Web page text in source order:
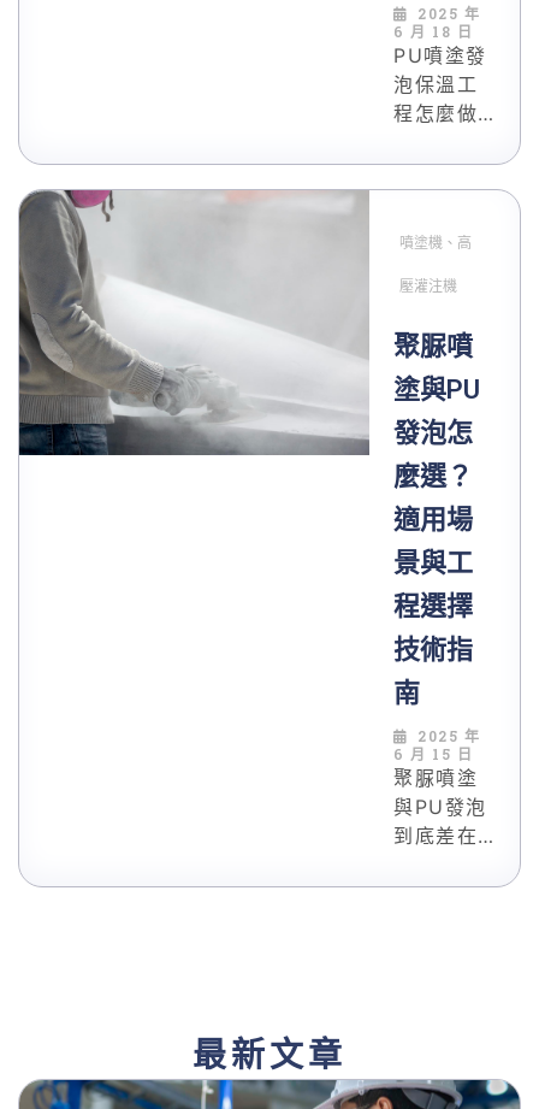
2025 年
6 月 18 日
PU噴塗發
泡保溫工
程怎麼做
從基材處
個步驟都
影響最終
果。本文
提供標準
施工流
程、現場
常見問題
排除指
南，以及
溫度、壓
力、混合
比的參數
控制要
點，附設
備選型建
噴塗機、高
壓灌注機
聚脲噴
塗與PU
發泡怎
麼選？
適用場
景與工
程選擇
技術指
南
2025 年
6 月 15 日
聚脲噴塗
與PU發泡
到底差在
強調耐候
拆解兩種
最新文章